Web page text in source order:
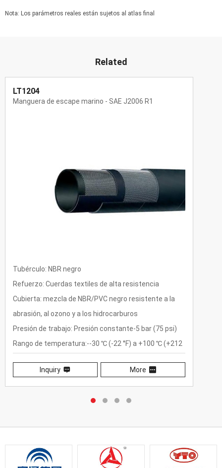
Nota: Los parámetros reales están sujetos al atlas final
Related
LT1204
Manguera de escape marino - SAE J2006 R1
Tubérculo: NBR negro
Refuerzo: Cuerdas textiles de alta resistencia
Cubierta: mezcla de NBR/PVC negro resistente a la
abrasión, al ozono y a los hidrocarburos
Presión de trabajo: Presión constante-5 bar (75 psi)
Rango de temperatura:--30 ℃ (-22 °F) a +100 ℃ (+212
Inquiry
More